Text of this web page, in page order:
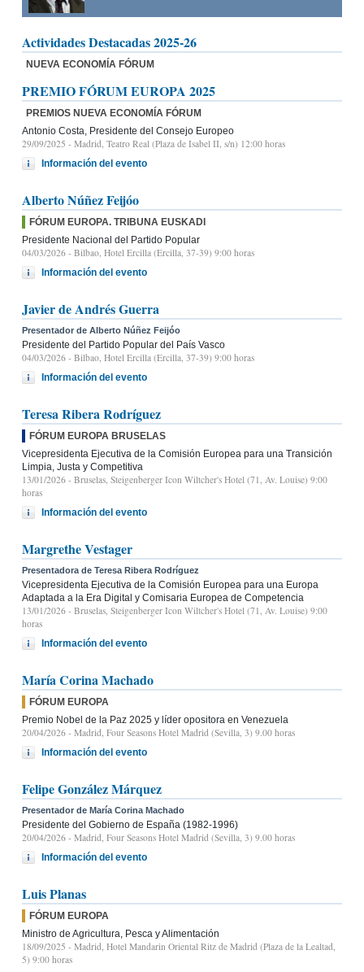
Actividades Destacadas 2025-26
NUEVA ECONOMÍA FÓRUM
PREMIO FÓRUM EUROPA 2025
PREMIOS NUEVA ECONOMÍA FÓRUM
Antonio Costa, Presidente del Consejo Europeo
29/09/2025 - Madrid, Teatro Real (Plaza de Isabel II, s/n) 12:00 horas
Información del evento
Alberto Núñez Feijóo
FÓRUM EUROPA. TRIBUNA EUSKADI
Presidente Nacional del Partido Popular
04/03/2026 - Bilbao, Hotel Ercilla (Ercilla, 37-39) 9:00 horas
Información del evento
Javier de Andrés Guerra
Presentador de Alberto Núñez Feijóo
Presidente del Partido Popular del País Vasco
04/03/2026 - Bilbao, Hotel Ercilla (Ercilla, 37-39) 9:00 horas
Información del evento
Teresa Ribera Rodríguez
FÓRUM EUROPA BRUSELAS
Vicepresidenta Ejecutiva de la Comisión Europea para una Transición
Limpia, Justa y Competitiva
13/01/2026 - Bruselas, Steigenberger Icon Wiltcher's Hotel (71, Av. Louise) 9:00
horas
Información del evento
Margrethe Vestager
Presentadora de Teresa Ribera Rodríguez
Vicepresidenta Ejecutiva de la Comisión Europea para una Europa
Adaptada a la Era Digital y Comisaria Europea de Competencia
13/01/2026 - Bruselas, Steigenberger Icon Wiltcher's Hotel (71, Av. Louise) 9:00
horas
Información del evento
María Corina Machado
FÓRUM EUROPA
Premio Nobel de la Paz 2025 y líder opositora en Venezuela
20/04/2026 - Madrid, Four Seasons Hotel Madrid (Sevilla, 3) 9.00 horas
Información del evento
Felipe González Márquez
Presentador de María Corina Machado
Presidente del Gobierno de España (1982-1996)
20/04/2026 - Madrid, Four Seasons Hotel Madrid (Sevilla, 3) 9.00 horas
Información del evento
Luis Planas
FÓRUM EUROPA
Ministro de Agricultura, Pesca y Alimentación
18/09/2025 - Madrid, Hotel Mandarin Oriental Ritz de Madrid (Plaza de la Lealtad,
5) 9:00 horas